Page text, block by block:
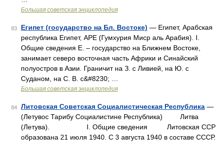
Большая советская энциклопедия
83 Египет (государство на Бл. Востоке) — Египет, Арабская
республика Египет, АРЕ (Гумхурия Миср аль Арабия). I.
Общие сведения E. ‒ государство на Ближнем Востоке,
занимает северо восточная часть Африки и Синайский
полуостров в Азии. Граничит на З. с Ливией, на Ю. с
Суданом, на С. В. с&#8230; …
Большая советская энциклопедия
84 Литовская Советская Социалистическая Республика —
(Летувос Тарибу Социалистине Республика) Литва
(Летува). I. Общие сведения Литовская ССР
образована 21 июля 1940. С 3 августа 1940 в составе СССР.